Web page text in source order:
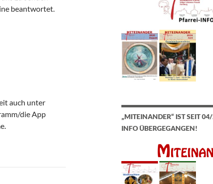
beantwortet.
auch unter
die App
„MITEINANDER“ IST SEIT
INFO ÜBERGEGANGEN!